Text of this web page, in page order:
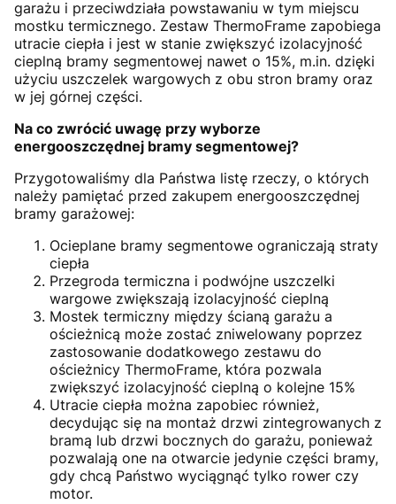
garażu i przeciwdziała powstawaniu w tym miejscu
mostku termicznego. Zestaw ThermoFrame zapobiega
utracie ciepła i jest w stanie zwiększyć izolacyjność
cieplną bramy segmentowej nawet o 15%, m.in. dzięki
użyciu uszczelek wargowych z obu stron bramy oraz
w jej górnej części.
Na co zwrócić uwagę przy wyborze
energooszczędnej bramy segmentowej?
Przygotowaliśmy dla Państwa listę rzeczy, o których
należy pamiętać przed zakupem energooszczędnej
bramy garażowej:
Ocieplane bramy segmentowe ograniczają straty
ciepła
Przegroda termiczna i podwójne uszczelki
wargowe zwiększają izolacyjność cieplną
Mostek termiczny między ścianą garażu a
ościeżnicą może zostać zniwelowany poprzez
zastosowanie dodatkowego zestawu do
ościeżnicy ThermoFrame, która pozwala
zwiększyć izolacyjność cieplną o kolejne 15%
Utracie ciepła można zapobiec również,
decydując się na montaż drzwi zintegrowanych z
bramą lub drzwi bocznych do garażu, ponieważ
pozwalają one na otwarcie jedynie części bramy,
gdy chcą Państwo wyciągnąć tylko rower czy
motor.